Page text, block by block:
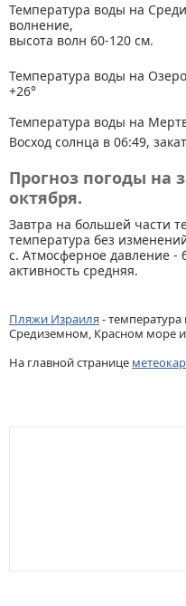
Температура воды на
волнение,
высота волн 60-120 см.
Температура воды на
+26°
Температура воды на
Восход солнца в 06:49,
Прогноз погоды на
октября.
Завтра на большей части
температура без
с. Атмосферное давление -
активность средняя.
Пляжи Израиля-
Средиземном, Красном море и
На главной странице